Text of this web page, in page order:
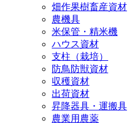
畑作果樹畜産資材
農機具
米保管・精米機
ハウス資材
支柱（栽培）
防鳥防獣資材
収穫資材
出荷資材
昇降器具・運搬具
農業用農薬